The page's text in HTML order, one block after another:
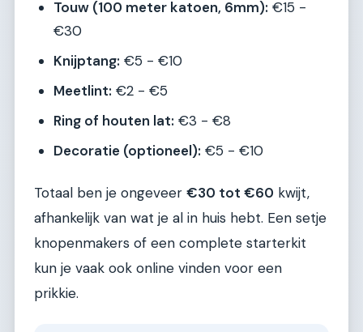
Touw (100 meter katoen, 6mm): €15 -
€30
Knijptang: €5 - €10
Meetlint: €2 - €5
Ring of houten lat: €3 - €8
Decoratie (optioneel): €5 - €10
Totaal ben je ongeveer €30 tot €60 kwijt,
afhankelijk van wat je al in huis hebt. Een setje
knopenmakers of een complete starterkit
kun je vaak ook online vinden voor een
prikkie.